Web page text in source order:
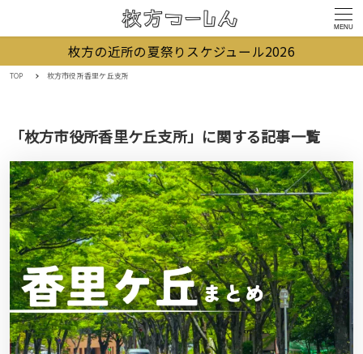
MENU
枚方の近所の夏祭りスケジュール2026
TOP 枚方市役所香里ケ丘支所
「枚方市役所香里ケ丘支所」に関する記事一覧